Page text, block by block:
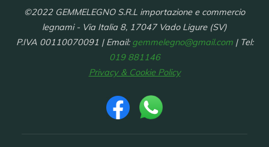
©2022 GEMMELEGNO S.R.L importazione e commercio
legnami - Via Italia 8, 17047 Vado Ligure (SV)
P.IVA 00110070091 | Email: gemmelegno@gmail.com| Tel:
019 881146
Privacy & Cookie Policy